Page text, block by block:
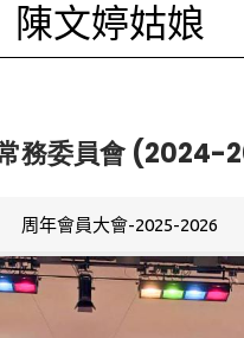
陳文婷姑娘
務委員會 (2024-
周年會員大會-2025-2026